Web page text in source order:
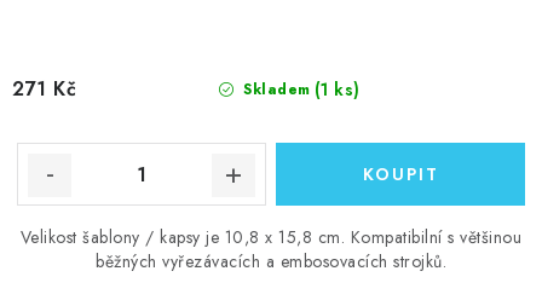
Skladem (1 ks)
271 Kč
Velikost šablony / kapsy je 10,8 x 15,8 cm. Kompatibilní s většinou
běžných vyřezávacích a embosovacích strojků.